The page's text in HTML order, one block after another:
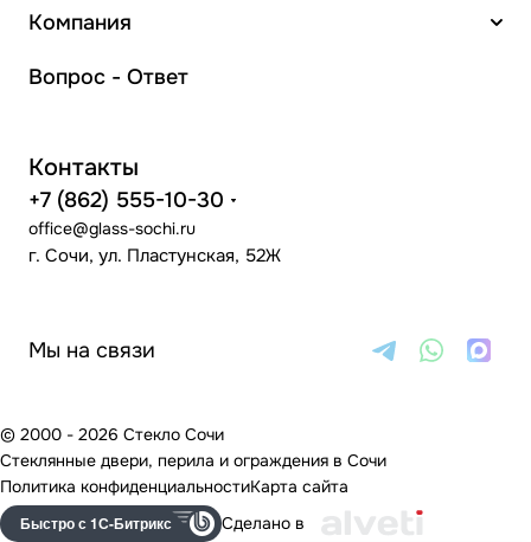
Компания
Вопрос - Ответ
Контакты
+7 (862) 555-10-30
office@glass-sochi.ru
г. Сочи, ул. Пластунская, 52Ж
Мы на связи
© 2000 - 2026 Стекло Сочи
Стеклянные двери, перила и ограждения в Сочи
Политика конфиденциальностиКарта сайта
Быстро с 1С-Битрикс
Сделано в